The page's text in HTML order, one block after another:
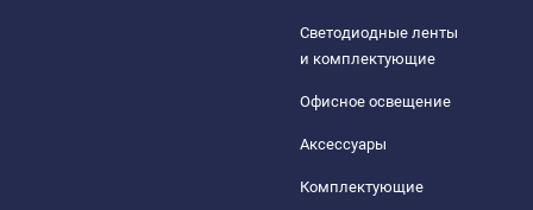
Светодиодные ленты
и комплектующие
Офисное освещение
Аксессуары
Комплектующие